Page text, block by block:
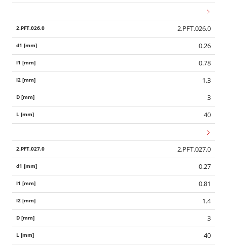
2.PFT.026.0
0.26
0.78
1.3
3
40
2.PFT.027.0
0.27
0.81
1.4
3
40